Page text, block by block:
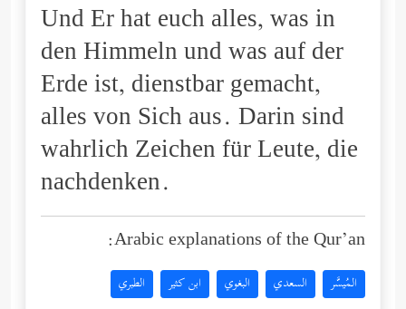
Und Er hat euch alles, was in
den Himmeln und was auf der
Erde ist, dienstbar gemacht,
alles von Sich aus. Darin sind
wahrlich Zeichen für Leute, die
nachdenken.
Arabic explanations of the Qur’an:
المُيسَّر السعدي البغوي ابن كثير الطبري